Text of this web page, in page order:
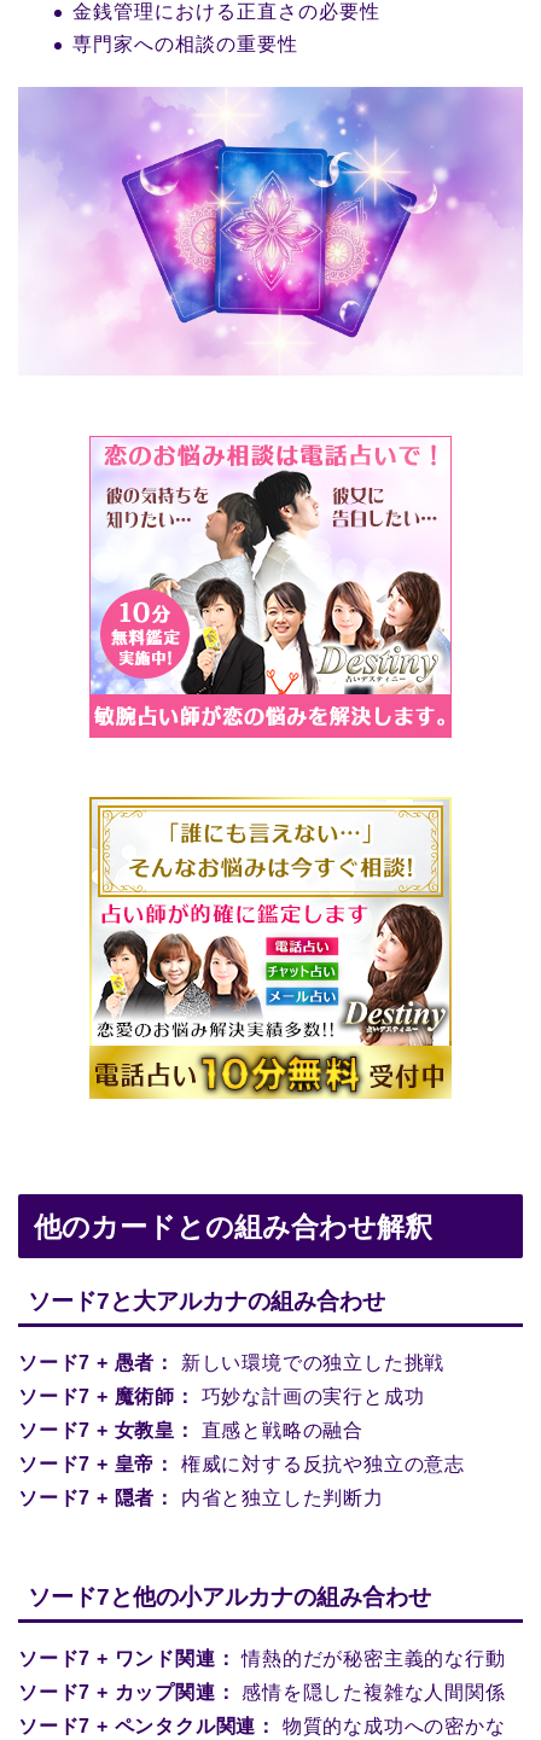
金銭管理における正直さの必要性
専門家への相談の重要性
他のカードとの組み合わせ解釈
ソード7と大アルカナの組み合わせ
ソード7 + 愚者：
新しい環境での独立した挑戦
ソード7 + 魔術師：
巧妙な計画の実行と成功
ソード7 + 女教皇：
直感と戦略の融合
ソード7 + 皇帝：
権威に対する反抗や独立の意志
ソード7 + 隠者：
内省と独立した判断力
ソード7と他の小アルカナの組み合わせ
ソード7 + ワンド関連： 情熱的だが秘密主義的な行動
ソード7 + カップ関連：
感情を隠した複雑な人間関係
ソード7 + ペンタクル関連：
物質的な成功への密かな